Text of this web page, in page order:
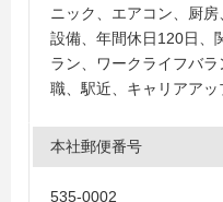
ニック、エアコン、厨
設備、年間休日120日、
ラン、ワークライフバ
職、駅近、キャリアア
本社郵便番号
535-0002